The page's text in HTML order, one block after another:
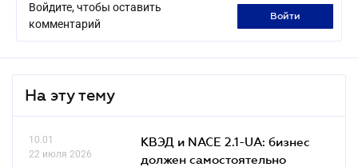
Войдите, чтобы оставить
комментарий
войти
На эту тему
10.01
22 июля 2026
КВЭД и NACE 2.1-UA: бизнес
должен самостоятельно